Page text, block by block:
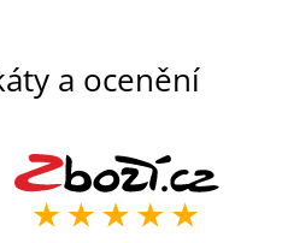
a ocenění